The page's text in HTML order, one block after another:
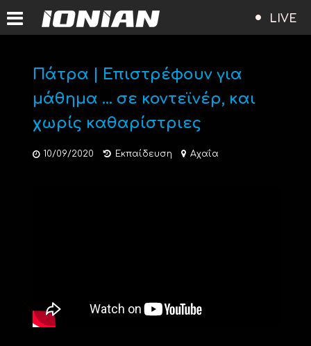
LIVE
Πάτρα | Επιστρέφουν για
μάθημα … σε κοντεϊνέρ, και
χωρίς καθαρίστριες
10/09/2020 Εκπαίδευση Αχαΐα